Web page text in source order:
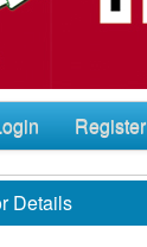
Register
Details